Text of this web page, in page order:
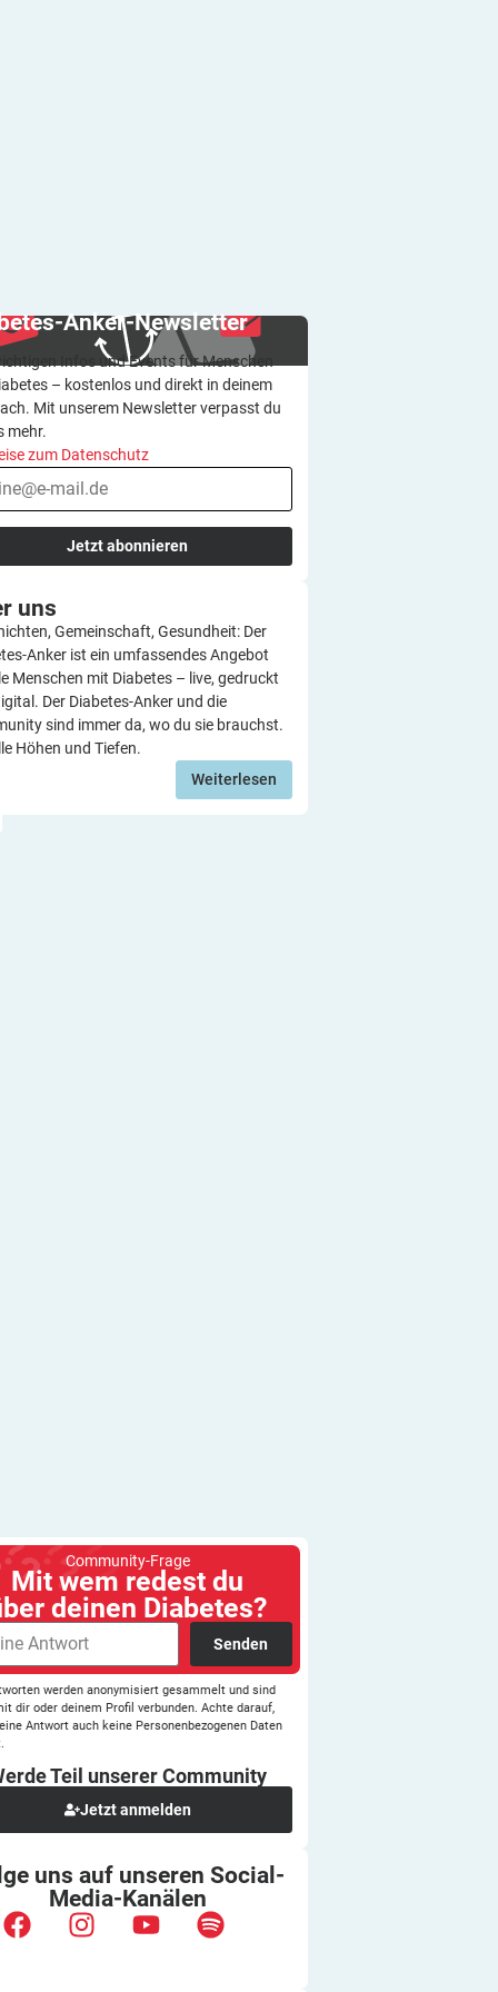
Anker-Newsletter
Infos und Events für Menschen
– kostenlos und direkt in deinem
Mit unserem Newsletter verpasst du
mehr.
zum Datenschutz
Jetzt abonnieren
uns
Gemeinschaft, Gesundheit: Der
Anker ist ein umfassendes Angebot
Menschen mit Diabetes – live, gedruckt
Der Diabetes-Anker und die
sind immer da, wo du sie brauchst.
Höhen und Tiefen.
Weiterlesen
Community-Frage
Mit wem redest du
deinen Diabetes?
Senden
werden anonymisiert gesammelt und sind
dir oder deinem Profil verbunden. Achte darauf,
Antwort auch keine Personenbezogenen Daten
Teil unsererCommunity
Jetzt anmelden
uns auf unserenSocial-
Media-Kanälen